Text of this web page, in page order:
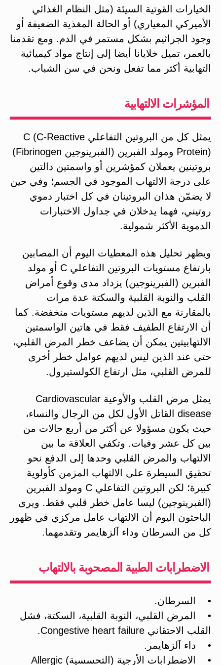
الخيارات القوتية السيئة (مثل النظام الغذائي
الأميركي المعياري) أو الحالة المغذية الضعيفة أو
وجود الجراثيم بشكل مستمر في الدم. ومع تقدمنا
بالعمر، تميل خلايانا أيضا إلى إنتاج مواد كيميائية
التهابية أكثر مما تفعل ونحن في سن الشباب.
المؤشرات الالتهابية
يمثل كل من البروتين التفاعلي C (C-Reactive
Protein) ومولد الفبرين (الفبرينوجين Fibrinogen)
بروتينين يعملان كمؤشرين أو واسمتين دالتين
على درجة الالتهاب الموجود في الجسم؛ وفي حين
لا يضمّن هذان البروتينان في كل اختبار دموي
روتيني، فهما يدخلان في جداول الاختبارات
الدموية الأكثر شمولية.
ويظهر تحليل هذه المعطيات اليوم أن المصابين
بارتفاع مستويات البروتين التفاعلي C أو مولد
الفبرين (الفبرينوجين) يزداد مدى وقوع أمراض
القلب والنوبة القلبية والسكتة عدة مرات
بالمقارنة مع الذين لديهم مستويات منخفضة. كما
أن الارتفاع الطفيف فقط في هاتين الواسمتين
الالتهابيتين يمكن أن يضاعف خطر المرض القلبي،
حتى عند الذين ليس لديهم عوامل خطر أخرى
للمرض القلبي، مثل ارتفاع الكولستيرول.
يمثل مرض القلب والأوعية Cardiovascular
disease القاتل الأول لكل من الرجال والنساء،
حيث يكون مسؤولا عن أكثر من أربع حالات من
بين كل عشر وفيات. وتكفي العلاقة ما بين
الالتهاب والمرض القلبي وحدها إلى الدفع نحو
تحقيق السيطرة على الالتهاب المزمن كأولوية
كبيرة؛ لكن البروتين التفاعلي C ومولد الفبرين
(الفبرينوجين) ليسا عامل خطر قلبي فقط. ويرى
الباحثون اليوم أن الالتهاب عامل مركزي في ظهور
كل من السرطان وداء آلزهايمر وتقدمهما.
الاضطرابات الطبية المصحوبة بالالتهاب
• السرطان.
• المرض القلبي، النوبة القلبية، السكتة، فشل
القلب الاحتقاني Congestive heart failure.
• داء آلزهايمر.
• الاضطرابات الأرجية (التحسسية) Allergic